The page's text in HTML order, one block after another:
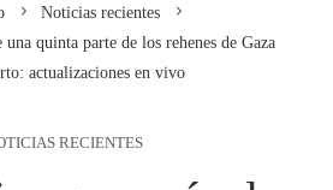
Noticias recientes
quinta parte de los rehenes de Gaza
actualizaciones en vivo
RECIENTES